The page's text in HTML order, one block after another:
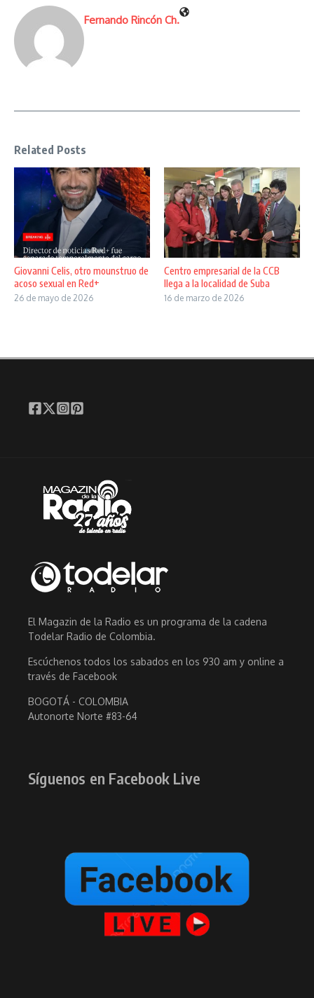
Fernando Rincón Ch.
Related Posts
Giovanni Celis, otro mounstruo de
acoso sexual en Red+
26 de mayo de 2026
Centro empresarial de la CCB
llega a la localidad de Suba
16 de marzo de 2026
El Magazin de la Radio es un programa de la cadena
Todelar Radio de Colombia.
Escúchenos todos los sabados en los 930 am y online a
través de Facebook
BOGOTÁ - COLOMBIA
Autonorte Norte #83-64
Síguenos en Facebook Live